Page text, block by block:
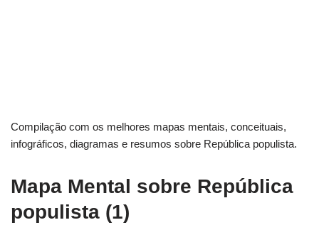
Compilação com os melhores mapas mentais, conceituais,
infográficos, diagramas e resumos sobre República populista.
Mapa Mental sobre República
populista (1)